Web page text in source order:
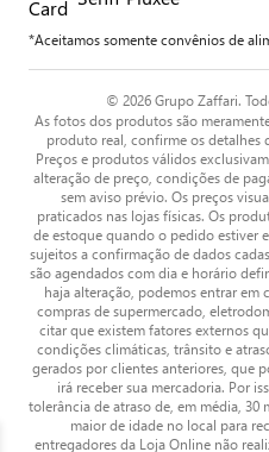
*Aceitamos somente convênios de
© 2026 Grupo Zaffari.
As fotos dos produtos são
produto real, confirme os detalhes
Preços e produtos válidos
alteração de preço, condições de
sem aviso prévio. Os preços
praticados nas lojas físicas. Os
de estoque quando o pedido estiver
sujeitos a confirmação de dados
são agendados com dia e horário
haja alteração, podemos entrar em
compras de supermercado,
citar que existem fatores externos
condições climáticas, trânsito e
gerados por clientes anteriores, que
irá receber sua mercadoria. Por
tolerância de atraso de, em média, 30
maior de idade no local para
entregadores da Loja Online não